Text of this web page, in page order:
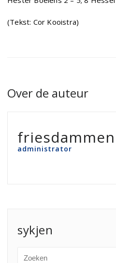
(Tekst: Cor Kooistra)
Over de auteur
friesdammen
administrator
sykjen